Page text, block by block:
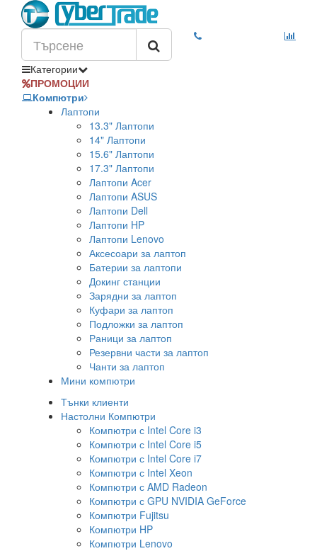
Категории
ПРОМОЦИИ
Компютри
Лаптопи
13.3" Лаптопи
14" Лаптопи
15.6" Лаптопи
17.3" Лаптопи
Лаптопи Acer
Лаптопи ASUS
Лаптопи Dell
Лаптопи HP
Лаптопи Lenovo
Аксесоари за лаптоп
Батерии за лаптопи
Докинг станции
Зарядни за лаптоп
Куфари за лаптоп
Подложки за лаптоп
Раници за лаптоп
Резервни части за лаптоп
Чанти за лаптоп
Мини компютри
Тънки клиенти
Настолни Компютри
Компютри с Intel Core i3
Компютри с Intel Core i5
Компютри с Intel Core i7
Компютри с Intel Xeon
Компютри с AMD Radeon
Компютри с GPU NVIDIA GeForce
Компютри Fujitsu
Компютри HP
Компютри Lenovo